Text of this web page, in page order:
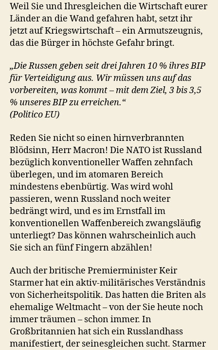
Weil Sie und Ihresgleichen die Wirtschaft eurer
Länder an die Wand gefahren habt, setzt ihr
jetzt auf Kriegswirtschaft – ein Armutszeugnis,
das die Bürger in höchste Gefahr bringt.
„Die Russen geben seit drei Jahren 10 % ihres BIP
für Verteidigung aus. Wir müssen uns auf das
vorbereiten, was kommt – mit dem Ziel, 3 bis 3,5
% unseres BIP zu erreichen.“
(Politico EU)
Reden Sie nicht so einen hirnverbrannten
Blödsinn, Herr Macron! Die NATO ist Russland
bezüglich konventioneller Waffen zehnfach
überlegen, und im atomaren Bereich
mindestens ebenbürtig. Was wird wohl
passieren, wenn Russland noch weiter
bedrängt wird, und es im Ernstfall im
konventionellen Waffenbereich zwangsläufig
unterliegt? Das können wahrscheinlich auch
Sie sich an fünf Fingern abzählen!
Auch der britische Premierminister Keir
Starmer hat ein aktiv-militärisches Verständnis
von Sicherheitspolitik. Das hatten die Briten als
ehemalige Weltmacht – von der Sie heute noch
immer träumen – schon immer. In
Großbritannien hat sich ein Russlandhass
manifestiert, der seinesgleichen sucht. Starmer